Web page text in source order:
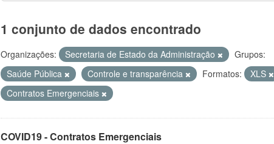
1 conjunto de dados encontrado
Organizações: Secretaria de Estado da Administração
Grupos:
Saúde Pública
Controle e transparência Formatos: XLS
Contratos Emergenciais
COVID19 - Contratos Emergenciais